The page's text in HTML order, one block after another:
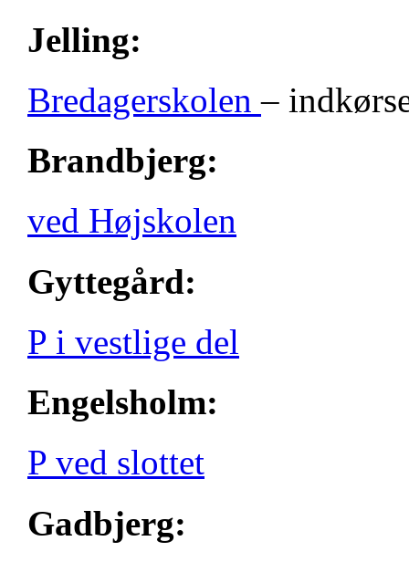
Jelling:
Bredagerskolen–
Brandbjerg:
ved Højskolen
Gyttegård:
P i vestlige del
Engelsholm:
P ved slottet
Gadbjerg: